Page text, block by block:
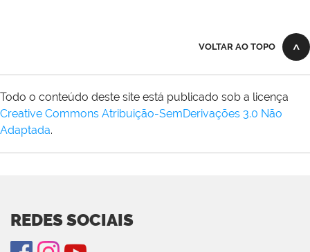
VOLTAR AO TOPO
Todo o conteúdo deste site está publicado sob a licença
Creative Commons Atribuição-SemDerivações 3.0 Não
Adaptada.
REDES SOCIAIS